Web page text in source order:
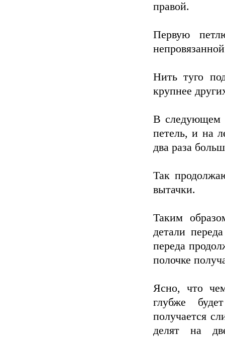
правой.
Первую
Нить туго
крупнее
В следующем
петель, и на
два раза
Так
вытачки.
Таким
детали
переда
полочке
Ясно, что
глубже
получается
делят на